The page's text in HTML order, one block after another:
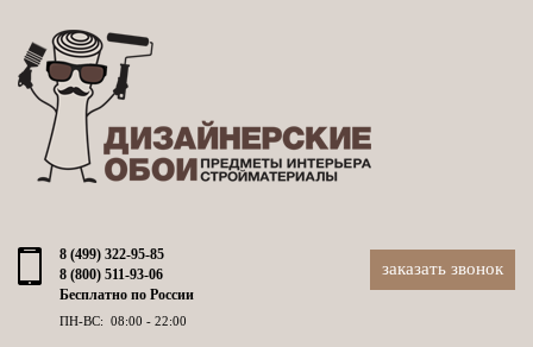
8 (499) 322-95-85
8 (800) 511-93-06
Бесплатно по России
ПН-ВС: 08:00 - 22:00
заказать звонок